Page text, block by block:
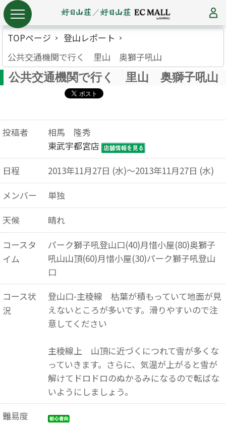
TOPページ
登山レポート
公共交通機関で行く 里山 奥獅子吼山
公共交通機関で行く 里山 奥獅子吼山
投稿者
相馬 隆秀
東武宇都宮店
日程
2013年11月27日 (水)～2013年11月27日 (水)
メンバー
単独
天候
晴れ
コースタ
イム
パーク獅子吼登山口(40)月惜小屋(80)奥獅子
吼山山頂(60)月惜小屋(30)パーク獅子吼登山
口
コース状
況
登山口-主稜線 枯葉が積もっていて地面が見
えないところが多いです。滑りやすいので注
意してください
主稜線上 山頂に近づくにつれて雪が多くな
っていきます。さらに、気温が上がると雪が
解けてドロドロのぬかるみになるので転ばな
いようにしましょう。
難易度